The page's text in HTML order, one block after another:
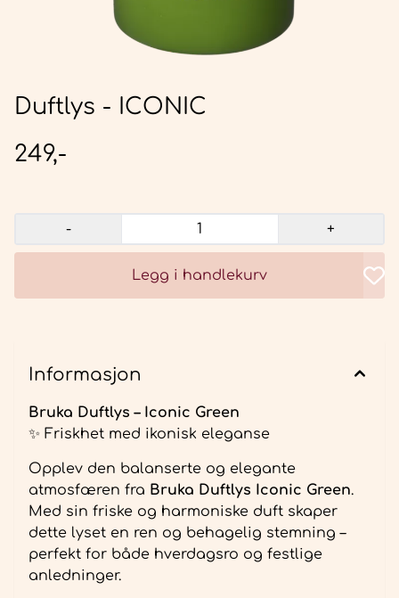
Duftlys - ICONIC
249,-
- +
Legg i handlekurv
Informasjon
Bruka Duftlys – Iconic Green
✨ Friskhet med ikonisk eleganse
Opplev den balanserte og elegante
atmosfæren fra Bruka Duftlys Iconic Green.
Med sin friske og harmoniske duft skaper
dette lyset en ren og behagelig stemning –
perfekt for både hverdagsro og festlige
anledninger.